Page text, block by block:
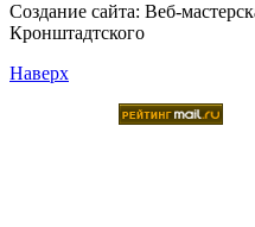
Создание сайта: Веб-
Кронштадтского
Наверх